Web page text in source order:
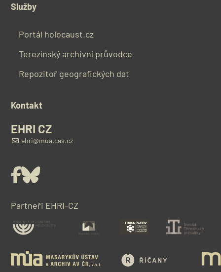
Služby
Portál holocaust.cz
Terezínský archivní průvodce
Repozitoř geografických dat
Kontakt
EHRI CZ
ehri@mua.cas.cz
FacebookBluesky
Partneři EHRI-CZ